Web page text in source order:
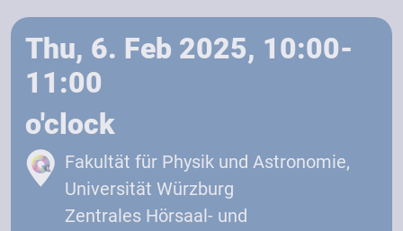
Thu, 6. Feb 2025, 10:00-
11:00
o'clock
Fakultät für Physik und Astronomie,
Universität Würzburg
Zentrales Hörsaal- und